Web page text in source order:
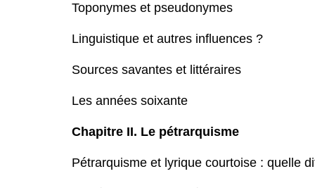
Toponymes et pseudonymes
Linguistique et autres influences ?
Sources savantes et littéraires
Les années soixante
Chapitre II. Le pétrarquisme
Pétrarquisme et lyrique courtoise : quelle